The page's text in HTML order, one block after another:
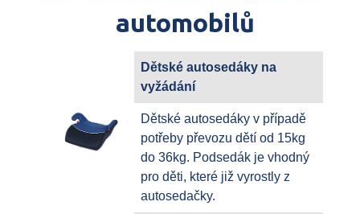
automobilů
Dětské autosedáky na
vyžádání
Dětské autosedáky v případě
potřeby převozu dětí od 15kg
do 36kg. Podsedák je vhodný
pro děti, které již vyrostly z
autosedačky.